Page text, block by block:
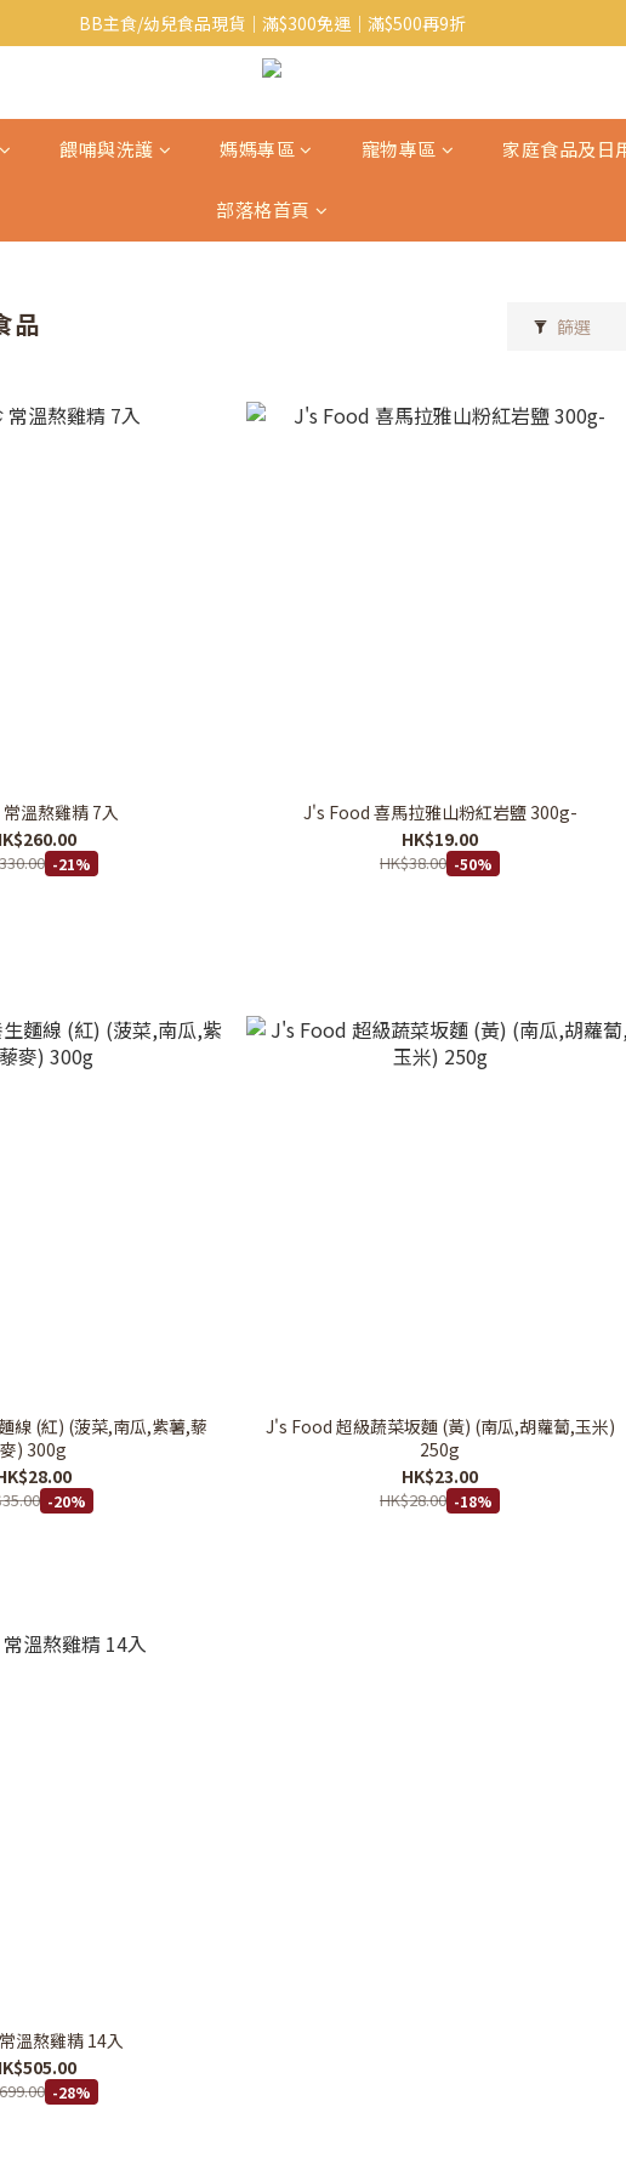
Baby J 意大利有機無麩質動物通粉 清貨平賣中!!
BB主食/幼兒食品現貨｜滿$300免運｜滿$500再9折
Baby J 有機蝴蝶麵熱賣中!
Baby J 意大利有機無麩質動物通粉 清貨平賣中!!
餵哺與洗護 媽媽專區 寵物專區 家庭食品及日
部落格首頁
品 篩選
溫熬雞精 7入
-21%
J's Food 喜馬拉雅山粉紅岩鹽 300g-
HK$19.00
HK$38.00 -50%
線 (紅) (菠菜,南瓜,紫薯,藜
麥) 300g
-20%
J's Food 超級蔬菜坂麵 (黃) (南瓜,胡蘿蔔,玉米)
250g
HK$23.00
HK$28.00 -18%
溫熬雞精 14入
-28%